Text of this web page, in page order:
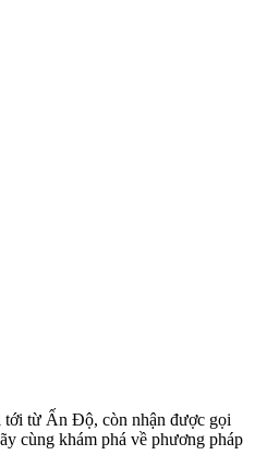
tới từ Ấn Độ, còn nhận được gọi
cùng khám phá về phương pháp